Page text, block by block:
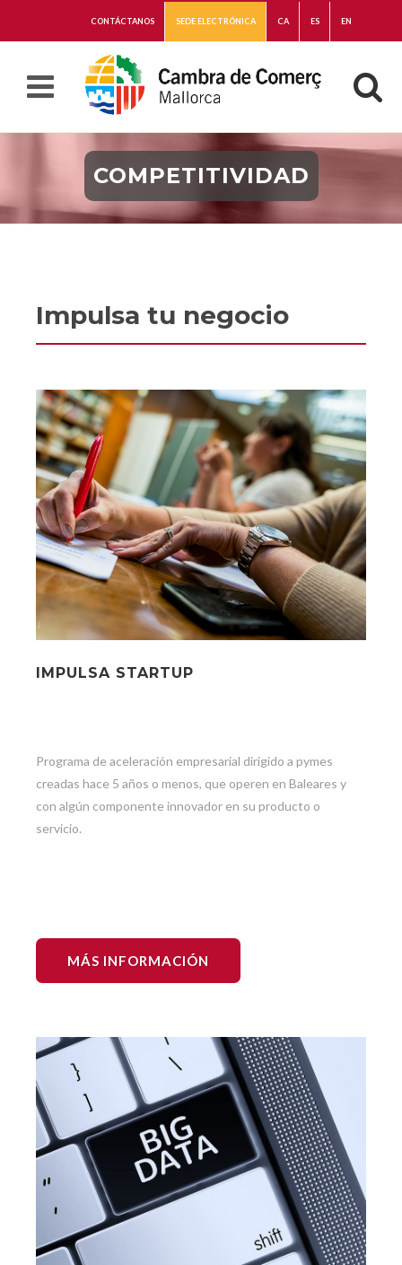
CONTÁCTANOS SEDE ELECTRÓNICA CA ES EN
COMPETITIVIDAD
Impulsa tu negocio
IMPULSA STARTUP
Programa de aceleración empresarial dirigido a pymes
creadas hace 5 años o menos, que operen en Baleares y
con algún componente innovador en su producto o
servicio.
MÁS INFORMACIÓN